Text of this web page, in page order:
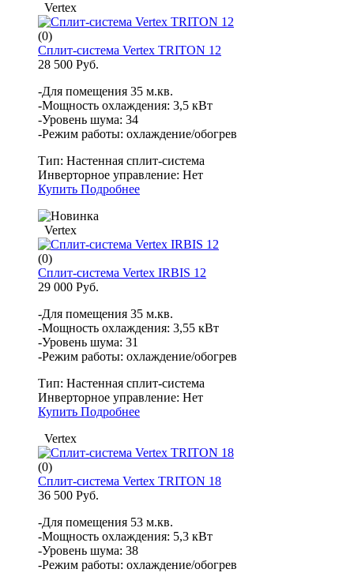
Vertex
(0)
Сплит-система Vertex TRITON 12
28 500 Руб.
-Для помещения 35 м.кв.
-Мощность охлаждения: 3,5 кВт
-Уровень шума: 34
-Режим работы: охлаждение/обогрев
Тип: Настенная сплит-система
Инверторное управление: Нет
Купить Подробнее
Vertex
(0)
Сплит-система Vertex IRBIS 12
29 000 Руб.
-Для помещения 35 м.кв.
-Мощность охлаждения: 3,55 кВт
-Уровень шума: 31
-Режим работы: охлаждение/обогрев
Тип: Настенная сплит-система
Инверторное управление: Нет
Купить Подробнее
Vertex
(0)
Сплит-система Vertex TRITON 18
36 500 Руб.
-Для помещения 53 м.кв.
-Мощность охлаждения: 5,3 кВт
-Уровень шума: 38
-Режим работы: охлаждение/обогрев